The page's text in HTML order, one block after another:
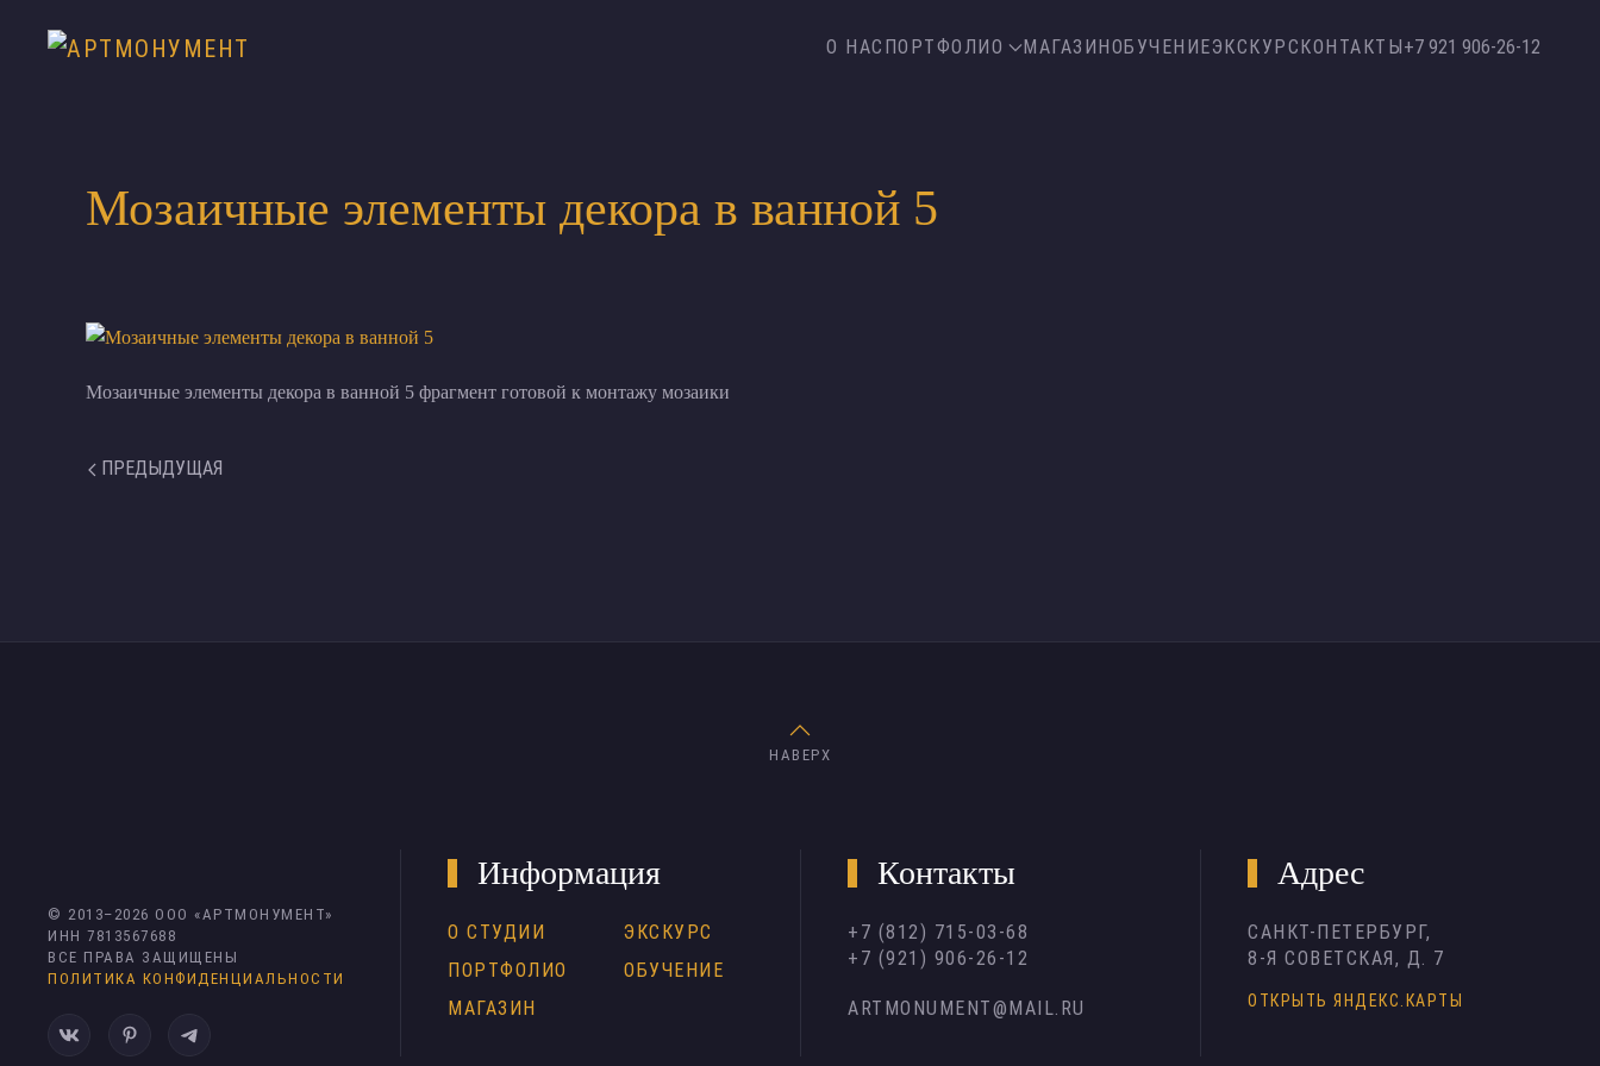
О НАС ПОРТФОЛИО МАГАЗИНОБУЧЕНИЕЭКСКУРСКОНТАКТЫ+7 921 906-26-12
Мозаичные элементы декора в ванной 5
Мозаичные элементы декора в ванной 5 фрагмент готовой к монтажу мозаики
ПРЕДЫДУЩАЯ
НАВЕРХ
© 2013– 2026 ООО «АРТМОНУМЕНТ»
ИНН 7813567688
ВСЕ ПРАВА ЗАЩИЩЕНЫ
ПОЛИТИКА КОНФИДЕНЦИАЛЬНОСТИ
Информация
О СТУДИИ
ПОРТФОЛИО
МАГАЗИН
ЭКСКУРС
ОБУЧЕНИЕ
Контакты
+7 (812) 715-03-68
+7 (921) 906-26-12
ARTMONUMENT@MAIL.RU
Адрес
САНКТ-ПЕТЕРБУРГ,
8-Я СОВЕТСКАЯ, Д. 7
ОТКРЫТЬ ЯНДЕКС.КАРТЫ